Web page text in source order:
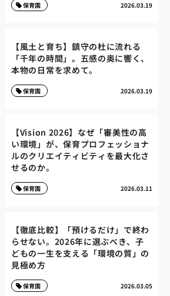
2026.03.19
保育園
【風土と育ち】鎮守の杜に流れる
「千年の時間」。五感の奥に響く、
本物の日常を求めて。
2026.03.19
保育園
【Vision 2026】なぜ「審美性の高
い環境」が、保育プロフェッショナ
ルのクリエイティビティを最大化さ
せるのか。
2026.03.11
保育園
【徹底比較】「預けるだけ」で終わ
らせない。2026年に選ぶべき、子
どもの一生を支える「環境の質」の
見極め方
2026.03.05
保育園